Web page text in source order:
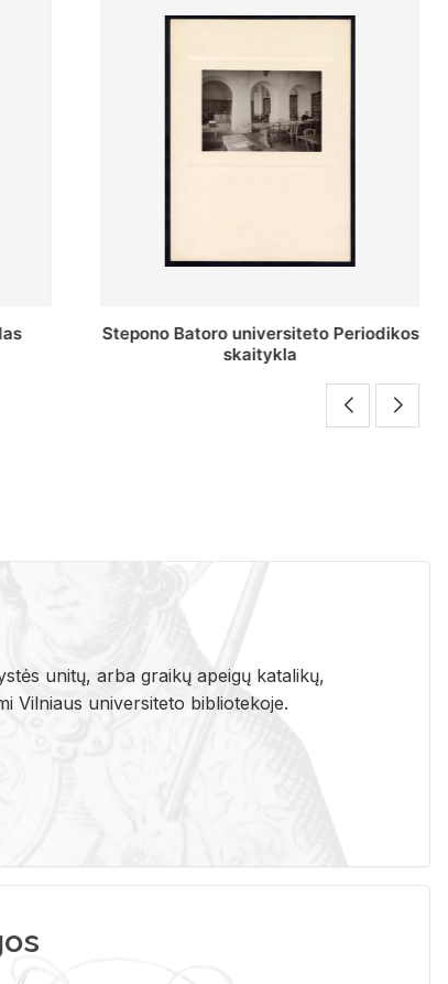
Periodikos skaitykla Stepono Batoro
universiteto bibliotekoje
unitų, arba graikų apeigų katalikų,
Vilniaus universiteto bibliotekoje.